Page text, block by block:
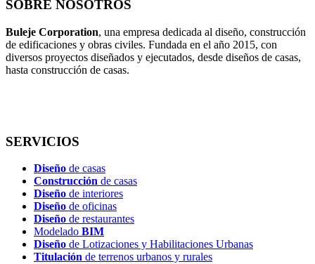
SOBRE NOSOTROS
Buleje Corporation, una empresa dedicada al diseño, construcción
de edificaciones y obras civiles. Fundada en el año 2015, con
diversos proyectos diseñados y ejecutados, desde diseños de casas,
hasta construcción de casas.
SERVICIOS
Diseño de casas
Construcción de casas
Diseño de interiores
Diseño de oficinas
Diseño de restaurantes
Modelado BIM
Diseño de Lotizaciones y Habilitaciones Urbanas
Titulación de terrenos urbanos y rurales